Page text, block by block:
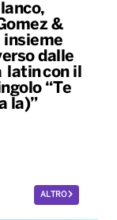
&
insieme
dalle
con il
“Te
la)”
ALTRO